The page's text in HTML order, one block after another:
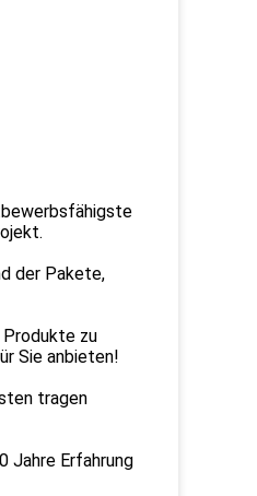
der Pakete,
Produkte zu
Sie anbieten!
tragen
Jahre Erfahrung